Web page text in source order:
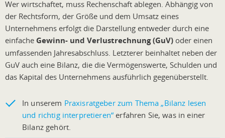
Wer wirtschaftet, muss Rechenschaft ablegen. Abhängig von
der Rechtsform, der Größe und dem Umsatz eines
Unternehmens erfolgt die Darstellung entweder durch eine
einfache Gewinn- und Verlustrechnung (GuV) oder einen
umfassenden Jahresabschluss. Letzterer beinhaltet neben der
GuV auch eine Bilanz, die die Vermögenswerte, Schulden und
das Kapital des Unternehmens ausführlich gegenüberstellt.
In unserem Praxisratgeber zum Thema „Bilanz lesen
und richtig interpretieren“ erfahren Sie, was in einer
Bilanz gehört.